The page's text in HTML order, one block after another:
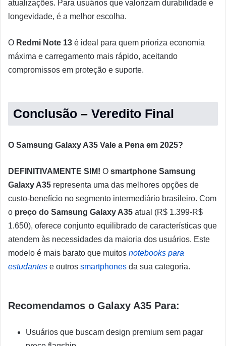
atualizações. Para usuários que valorizam durabilidade e
longevidade, é a melhor escolha.
O Redmi Note 13 é ideal para quem prioriza economia
máxima e carregamento mais rápido, aceitando
compromissos em proteção e suporte.
Conclusão – Veredito Final
O Samsung Galaxy A35 Vale a Pena em 2025?
DEFINITIVAMENTE SIM! O smartphone Samsung
Galaxy A35 representa uma das melhores opções de
custo-benefício no segmento intermediário brasileiro. Com
o preço do Samsung Galaxy A35 atual (R$ 1.399-R$
1.650), oferece conjunto equilibrado de características que
atendem às necessidades da maioria dos usuários. Este
modelo é mais barato que muitos notebooks para
estudantes e outros smartphones da sua categoria.
Recomendamos o Galaxy A35 Para:
Usuários que buscam design premium sem pagar